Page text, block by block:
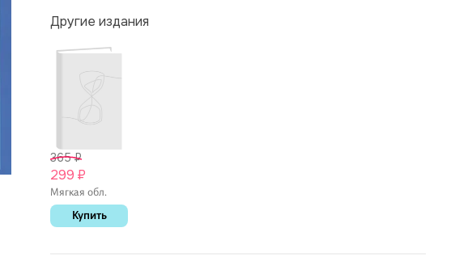
выполнения домашней работы.
Другие издания
365 ₽
299 ₽
Мягкая обл.
Купить